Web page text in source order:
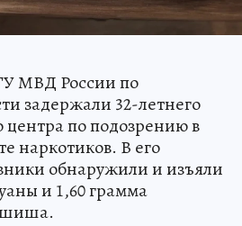
МВД России по
задержали 32-летнего
центра по подозрению в
наркотиков. В его
обнаружили и изъяли
и 1,60 грамма